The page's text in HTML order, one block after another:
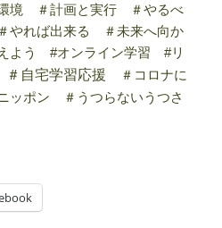
境 ＃計画と実行 ＃やるべ
やれば出来る ＃未来へ向か
よう #オンライン学習 #リ
＃自宅学習応援
＃コロナに
ッポン ＃うつらないうつさ